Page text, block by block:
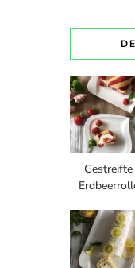
Gestreifte